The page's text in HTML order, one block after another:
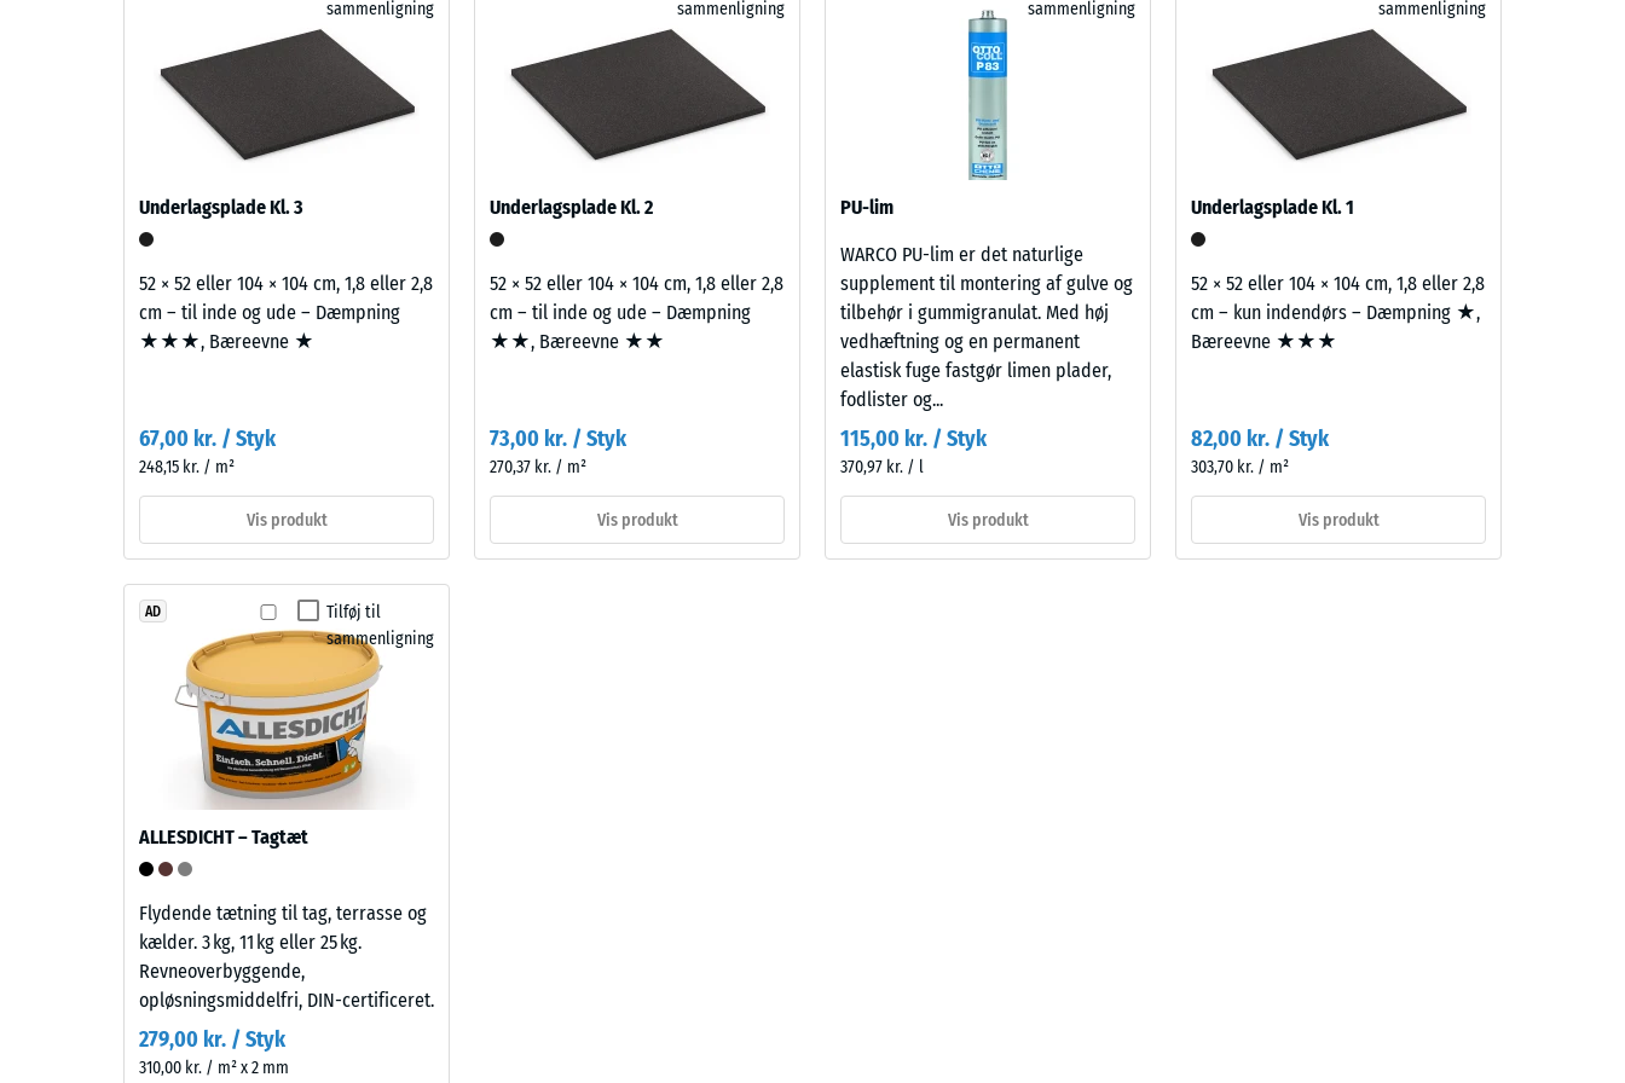
Flisen er opbygget i to lag: et slidlag af UV-stabilt, farveægte EPDM-gummigranulat og et bærelag af
genbrugsgummi ELT-gummigranulat fra genbrugsdæk, som bidrager til stødabsorbering. Kombinationen
af de to lag giver en robust overflade og en underliggende struktur, der optager belastninger ved leg
og bevægelse.
turkise
nuancer
farvespil
med
associationer
åbent
Materiale
Bestanddele
opbygning
Produktet
tolagsopbygning.
tykt,
fremstillet
nyproduceret,
gennemfarvet
giftfrit
Slidstyrke – Modstandsdygtighed over for abrasivt slid – Skala værdi 2 = "god" (BS 7188)
Vandgennemtrængelighed (EN 12616) – Skala 5 = Infiltration ca. 1000 mm/t (1000 l/h/m²)
Skridsikkerhed (EN 16165) – Skala værdi 4 = gennemsnitlig acceptvinkel ca. 16°, gruppe R10
Termisk isolering – Skala værdi 3 = Varmeledningsevne ca. 0,11 W/(m·K)
Frostbestandig
Trykstyrke
Skalaværdi
ca.
resterende
sammenligning
Underlagsplade Kl. 3
52 × 52 eller 104 × 104 cm, 1,8 eller 2,8
cm – til inde og ude – Dæmpning
★★★, Bæreevne ★
67,00 kr. / Styk
248,15 kr. / m²
Vis produkt
sammenligning
Underlagsplade Kl. 2
52 × 52 eller 104 × 104 cm, 1,8 eller 2,8
cm – til inde og ude – Dæmpning
★★, Bæreevne ★★
73,00 kr. / Styk
270,37 kr. / m²
Vis produkt
sammenligning
PU-lim
WARCO PU-lim er det naturlige
supplement til montering af gulve og
tilbehør i gummigranulat. Med høj
vedhæftning og en permanent
elastisk fuge fastgør limen plader,
fodlister og...
115,00 kr. / Styk
370,97 kr. / l
Vis produkt
sammenligning
Underlagsplade Kl. 1
52 × 52 eller 104 × 104 cm, 1,8 eller 2,8
cm – kun indendørs – Dæmpning ★,
Bæreevne ★★★
82,00 kr. / Styk
303,70 kr. / m²
Vis produkt
Tilføj til
sammenligning
AD
ALLESDICHT – Tagtæt
Flydende tætning til tag, terrasse og
kælder. 3 kg, 11 kg eller 25 kg.
Revneoverbyggende,
opløsningsmiddelfri, DIN-certificeret.
279,00 kr. / Styk
310,00 kr. / m² x 2 mm